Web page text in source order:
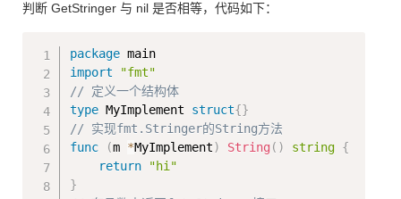
判断 GetStringer 与 nil 是否相等，代码如下：
package
import
"fmt"
// 定义一个结构体
type MyImplement struct{}
// 实现fmt.Stringer的String方法
func
(m *MyImplement) String ( ) string {
return
"hi"
}